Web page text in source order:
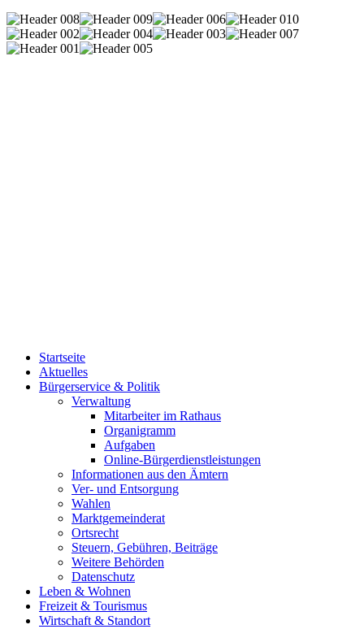
Startseite
Aktuelles
Bürgerservice & Politik
Verwaltung
Mitarbeiter im Rathaus
Organigramm
Aufgaben
Online-Bürgerdienstleistungen
Informationen aus den Ämtern
Ver- und Entsorgung
Wahlen
Marktgemeinderat
Ortsrecht
Steuern, Gebühren, Beiträge
Weitere Behörden
Datenschutz
Leben & Wohnen
Freizeit & Tourismus
Wirtschaft & Standort